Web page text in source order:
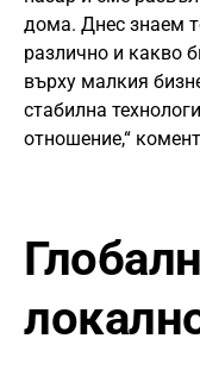
дома. Днес знаем
различно и какво
върху малкия
стабилна
отношение,“